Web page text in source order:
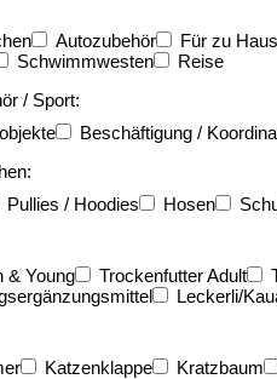
Autozubehör Für zu
Schwimmwesten
Reise
/ Sport:
Beschäftigung /
Pullies / Hoodies Hosen
& Young
Trockenfutter Adult
Leckerli/
Katzenklappe Kratzbaum